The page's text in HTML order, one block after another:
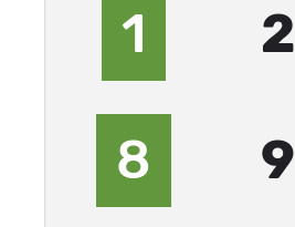
1
2
8
9